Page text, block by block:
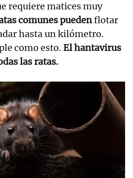
requiere matices muy
comunes puedenflotar
hasta un kilómetro.
como esto. El hantavirus
las ratas.